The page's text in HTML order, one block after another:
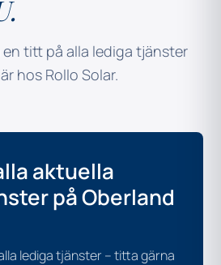
en titt på alla lediga tjänster
hos Rollo Solar.
aktuella
på Oberland
lediga tjänster – titta gärna